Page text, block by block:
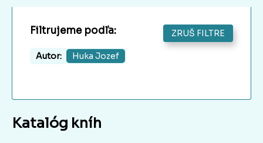
Filtrujeme podľa: ZRUŠ FILTRE
Autor: Huka Jozef
Katalóg kníh